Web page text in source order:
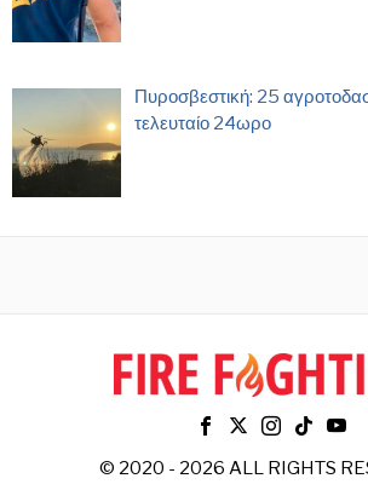
Πυροσβεστική: 25
τελευταίο 24ωρο
© 2020 - 2026 ALL RIGHTS